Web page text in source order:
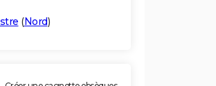
(Nord)